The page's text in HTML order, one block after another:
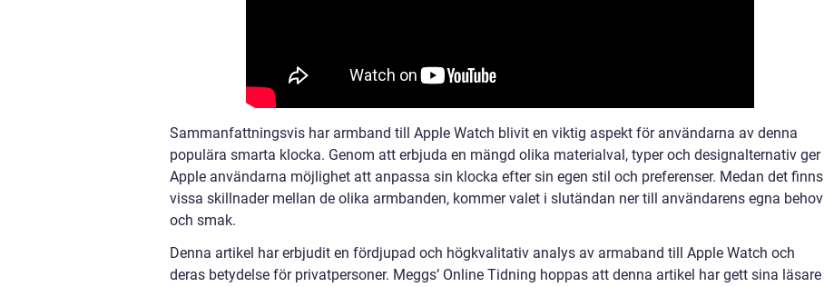
Sammanfattningsvis har armband till Apple Watch blivit en viktig aspekt för användarna av denna
populära smarta klocka. Genom att erbjuda en mängd olika materialval, typer och designalternativ ger
Apple användarna möjlighet att anpassa sin klocka efter sin egen stil och preferenser. Medan det finns
vissa skillnader mellan de olika armbanden, kommer valet i slutändan ner till användarens egna behov
och smak.
Denna artikel har erbjudit en fördjupad och högkvalitativ analys av armaband till Apple Watch och
deras betydelse för privatpersoner. Meggs’ Online Tidning hoppas att denna artikel har gett sina läsare